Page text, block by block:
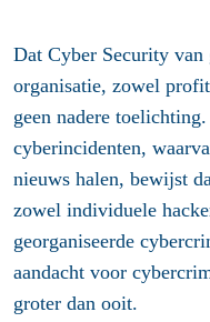
Dat Cyber Security
organisatie, zowel
geen nadere
cyberincidenten,
nieuws halen, bewijst
zowel individuele
georganiseerde
aandacht voor
groter dan ooit.